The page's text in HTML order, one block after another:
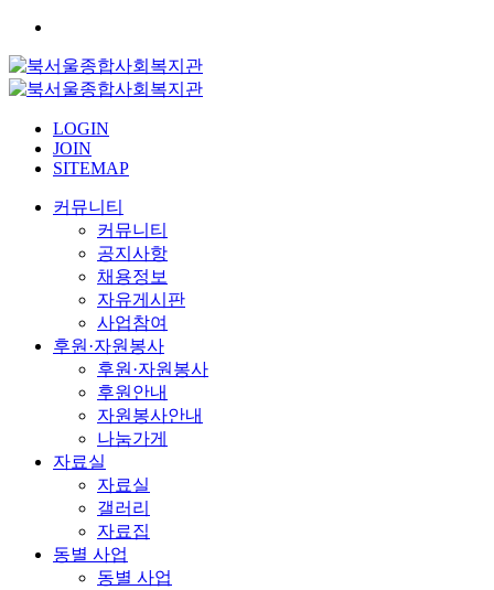
LOGIN
JOIN
SITEMAP
커뮤니티
커뮤니티
공지사항
채용정보
자유게시판
사업참여
후원·자원봉사
후원·자원봉사
후원안내
자원봉사안내
나눔가게
자료실
자료실
갤러리
자료집
동별 사업
동별 사업